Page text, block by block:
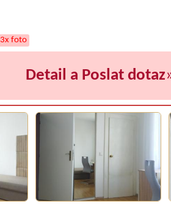
3x foto
Detail a Poslat dotaz